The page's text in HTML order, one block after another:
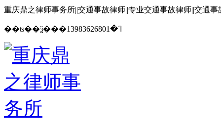
重庆鼎之律师事务所||交通事故律师||专业交通事故律师||交通事
��ʦ��ѯ���ߣ�13983626801